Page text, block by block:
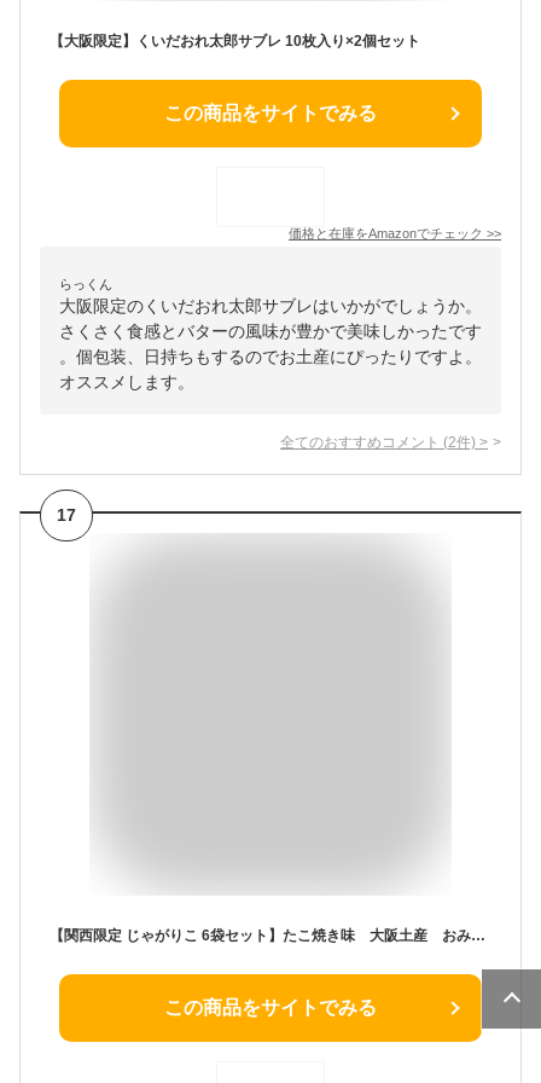
【大阪限定】くいだおれ太郎サブレ 10枚入り×2個セット
この商品をサイトでみる
価格と在庫をAmazonでチェック >>
らっくん
大阪限定のくいだおれ太郎サブレはいかがでしょうか。
さくさく食感とバターの風味が豊かで美味しかったです
。個包装、日持ちもするのでお土産にぴったりですよ。
オススメします。
全てのおすすめコメント (2件) >
17
【関西限定 じゃがりこ 6袋セット】たこ焼き味 大阪土産 おみやげ 地域限定 ご当地限定 人気 カルビー Calbee ソースマヨ 小袋 ジッパー付き袋 お取り寄せ 大阪 お土産 大阪お土産 お取り寄せ
この商品をサイトでみる